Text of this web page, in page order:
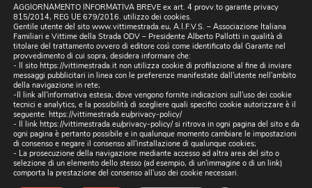
AGGIORNAMENTO INFORMATIVA BREVE ex art. 4 provv.to garante privacy
815/2014, REG UE 679/2016. utilizzo dei cookies.
Gentile utente del sito www.vittimestrada.eu, A.I.F.V.S. – Associazione Italiana
Familiari e Vittime della Strada ODV – Presidente Alberto Pallotti in qualità di
titolare del trattamento ovvero di editore così come identificato dal Garante nel
provvedimento di cui sopra, desidera informare che:
- Il sito https://vittimestrada.it non utilizza cookie di profilazione al fine di inviare
messaggi pubblicitari in linea con le preferenze manifestate dall'utente nell'ambito
della navigazione in rete;
-Il link all'informativa estesa, dove vengono fornite indicazioni sull'uso dei cookie
tecnici e analytics, e la possibilità di scegliere quali specifici cookie autorizzare è il
seguente: https://vittimestrada.eu/privacy-policy/
- Il link https://vittimestrada.eu/privacy-policy/ si ritrova in ogni pagina del sito e da
ogni pagina è pertanto possibile e in qualunque momento cambiare le impostazioni
di consenso e negare il consenso all'installazione di qualunque cookies;
- La prosecuzione della navigazione mediante accesso ad altra area del sito o
selezione di un elemento dello stesso (ad esempio, di un'immagine o di un link)
comporta la prestazione del consenso all'uso dei cookie necessari.